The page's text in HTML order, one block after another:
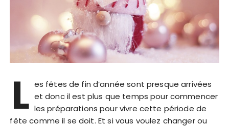
L es fêtes de fin d’année sont presque arrivées
et donc il est plus que temps pour commencer
les préparations pour vivre cette période de
fête comme il se doit. Et si vous voulez changer ou